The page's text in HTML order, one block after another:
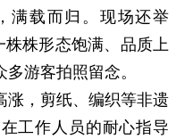
满载而归。现场还举
株株形态饱满、品质上
游客拍照留念。
涨，剪纸、编织等非遗
工作人员的耐心指导